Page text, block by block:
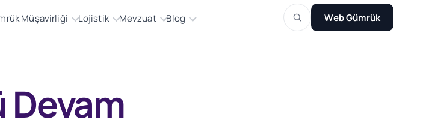
Müşavirliği Lojistik Mevzuat Blog Web Gümrük